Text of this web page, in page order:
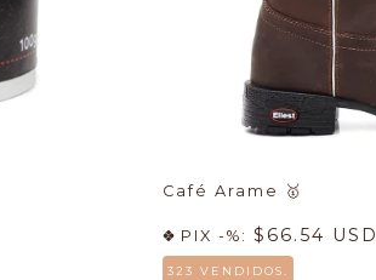
Café Arame 🥇
PIX -%:$66.54 USD
323 VENDIDOS.